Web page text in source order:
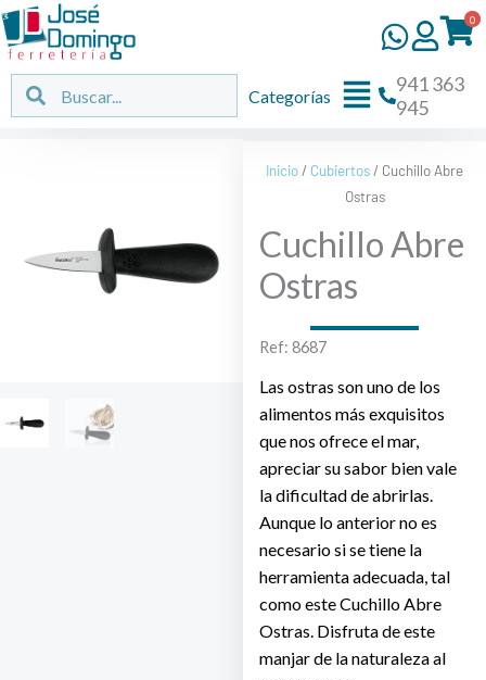
Ir
al
contenido
0
Buscar Buscar
Flyout
Categorías
941 363
945
Inicio / Cubiertos / Cuchillo Abre
Ostras
Cuchillo Abre
Ostras
Ref: 8687
Las ostras son uno de los
alimentos más exquisitos
que nos ofrece el mar,
apreciar su sabor bien vale
la dificultad de abrirlas.
Aunque lo anterior no es
necesario si se tiene la
herramienta adecuada, tal
como este Cuchillo Abre
Ostras. Disfruta de este
manjar de la naturaleza al